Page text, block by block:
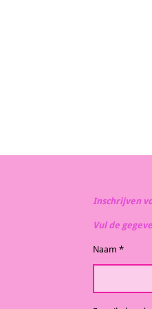
Inschrijven
Vul de
Naam *